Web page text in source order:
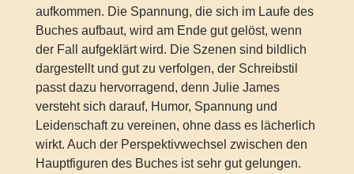
aufkommen. Die Spannung, die sich im Laufe des
Buches aufbaut, wird am Ende gut gelöst, wenn
der Fall aufgeklärt wird. Die Szenen sind bildlich
dargestellt und gut zu verfolgen, der Schreibstil
passt dazu hervorragend, denn Julie James
versteht sich darauf, Humor, Spannung und
Leidenschaft zu vereinen, ohne dass es lächerlich
wirkt. Auch der Perspektivwechsel zwischen den
Hauptfiguren des Buches ist sehr gut gelungen.